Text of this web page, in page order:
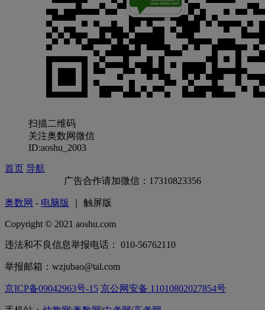
扫描二维码
关注奥数网微信
ID:aoshu_2003
首页 导航
广告合作请加微信：17310823356
奥数网 - 电脑版 ｜ 触屏版
Copyright © 2021 aoshu.com
违法和不良信息举报电话： 010-56762110
举报邮箱：wzjubao@tal.com
京ICP备09042963号-15 京公网安备 11010802027854号